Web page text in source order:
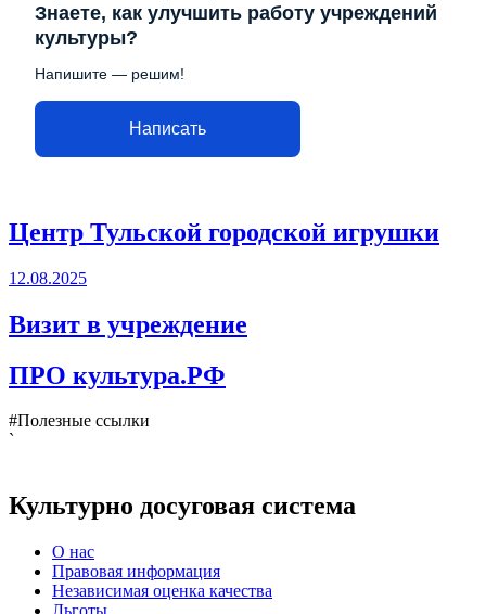
Знаете, как улучшить работу учреждений
культуры?
Напишите — решим!
Написать
Центр Тульской городской игрушки
12.08.2025
Визит в учреждение
ПРО культура.РФ
#Полезные ссылки
`
Культурно досуговая система
О нас
Правовая информация
Независимая оценка качества